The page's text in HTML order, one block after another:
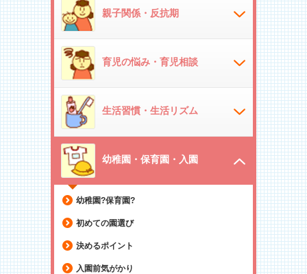
親子関係・反抗期
育児の悩み・育児相談
生活習慣・生活リズム
幼稚園・保育園・入園
幼稚園?保育園?
初めての園選び
決めるポイント
入園前気がかり